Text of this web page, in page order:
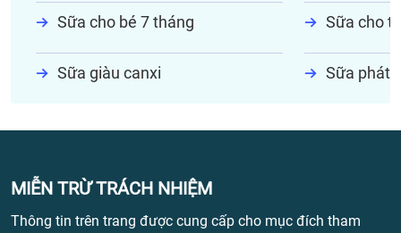
Sữa cho bé 7 tháng Sữa cho
Sữa giàu canxi Sữa phát
MIỄN TRỪ TRÁCH NHIỆM
Thông tin trên trang được cung cấp cho mục đích tham